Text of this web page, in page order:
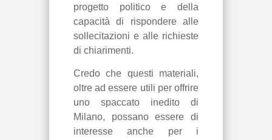
progetto politico e della
capacità di rispondere alle
sollecitazioni e alle richieste
di chiarimenti.
Credo che questi materiali,
oltre ad essere utili per offrire
uno spaccato inedito di
Milano, possano essere di
interesse anche per i